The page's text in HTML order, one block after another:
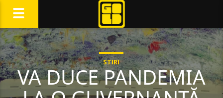
STIRI
VA DUCE PANDEMIA